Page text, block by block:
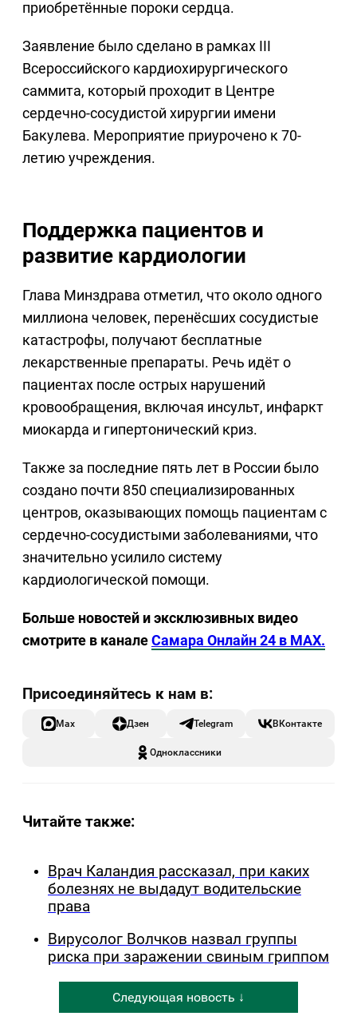
приобретённые пороки сердца.
Заявление было сделано в рамках III
Всероссийского кардиохирургического
саммита, который проходит в Центре
сердечно-сосудистой хирургии имени
Бакулева. Мероприятие приурочено к 70-
летию учреждения.
Поддержка пациентов и
развитие кардиологии
Глава Минздрава отметил, что около одного
миллиона человек, перенёсших сосудистые
катастрофы, получают бесплатные
лекарственные препараты. Речь идёт о
пациентах после острых нарушений
кровообращения, включая инсульт, инфаркт
миокарда и гипертонический криз.
Также за последние пять лет в России было
создано почти 850 специализированных
центров, оказывающих помощь пациентам с
сердечно-сосудистыми заболеваниями, что
значительно усилило систему
кардиологической помощи.
Больше новостей и эксклюзивных видео
смотрите в каналеСамара Онлайн 24 в MAX.
Max Дзен Telegram ВКонтакте
Одноклассники
Читайте также:
Врач Каландия рассказал, при каких
болезнях не выдадут водительские
права
Вирусолог Волчков назвал группы
риска при заражении свиным гриппом
Следующая новость ↓